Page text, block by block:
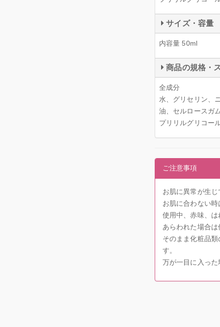
サイズ・容量
内容量 50ml
商品の規格・
全成分
水、グリセリン、
油、セルロースガ
プリリルグリコー
ご注意事項
お肌に異常が生
お肌に合わない
使用中、赤味、
あらわれた場合
そのまま化粧品
す。
万が一目に入っ